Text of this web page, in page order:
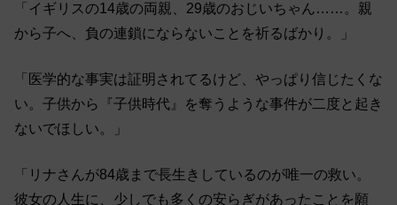
「イギリスの14歳の両親、29歳のおじいちゃん……。親
から子へ、負の連鎖にならないことを祈るばかり。」
「医学的な事実は証明されてるけど、やっぱり信じたくな
い。子供から『子供時代』を奪うような事件が二度と起き
ないでほしい。」
「リナさんが84歳まで長生きしているのが唯一の救い。
彼女の人生に、少しでも多くの安らぎがあったことを願